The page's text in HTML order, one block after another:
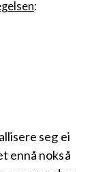
:
seg ei
ennå nokså